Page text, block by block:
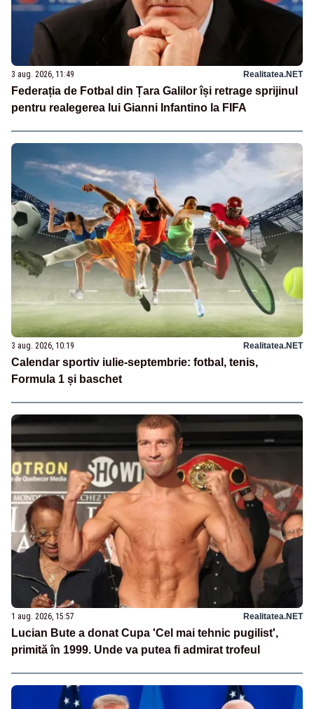
3 aug. 2026, 11:49 Realitatea.NET
Federația de Fotbal din Țara Galilor își retrage sprijinul
pentru realegerea lui Gianni Infantino la FIFA
3 aug. 2026, 10:19 Realitatea.NET
Calendar sportiv iulie-septembrie: fotbal, tenis,
Formula 1 și baschet
1 aug. 2026, 15:57 Realitatea.NET
Lucian Bute a donat Cupa 'Cel mai tehnic pugilist',
primită în 1999. Unde va putea fi admirat trofeul